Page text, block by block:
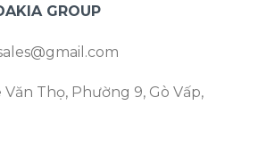
GROUP
Văn Thọ, Phường 9, Gò Vấp,